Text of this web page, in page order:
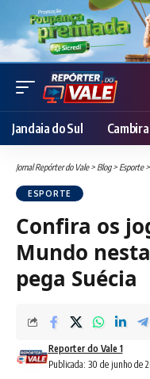
Jandaia do Sul Cambira
Jornal Repórter do Vale> Blog> Esporte>
ESPORTE
Confira os
Mundo
pega Suécia
Publicada: 30 de junho de
Reporter do Vale 1